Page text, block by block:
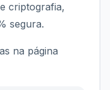
criptografia,
segura.
na página